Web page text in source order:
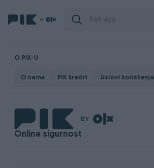
O PIK-U
O nama PIK kredit Uslovi korištenja
Online sigurnost